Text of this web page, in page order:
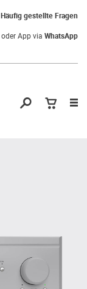
Häufig gestellte Fragen
oder App via WhatsApp